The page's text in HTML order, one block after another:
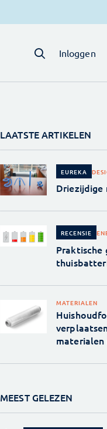
Inloggen
LAATSTE ARTIKELEN
EUREKA
Driezijdige
RECENSIE
Praktische
MATERIALEN
MEEST GELEZEN